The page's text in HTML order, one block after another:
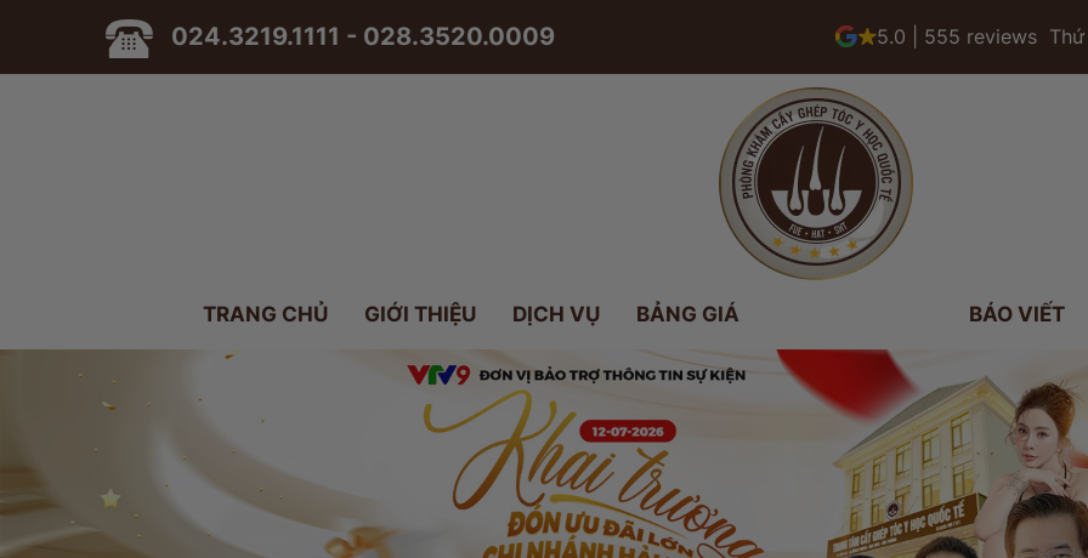
024.3219.1111 - 028.3520.0009 5.0 | 555 reviews
TRANG CHỦ GIỚI THIỆU DỊCH VỤ BẢNG GIÁ BÁO VIẾT